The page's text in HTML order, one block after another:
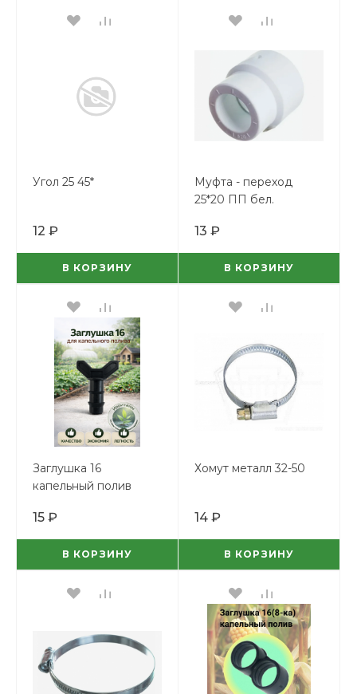
Угол 25 45*
12 ₽
В КОРЗИНУ
Муфта - переход
25*20 ПП бел.
13 ₽
В КОРЗИНУ
Заглушка 16
капельный полив
15 ₽
В КОРЗИНУ
Хомут металл 32-50
14 ₽
В КОРЗИНУ